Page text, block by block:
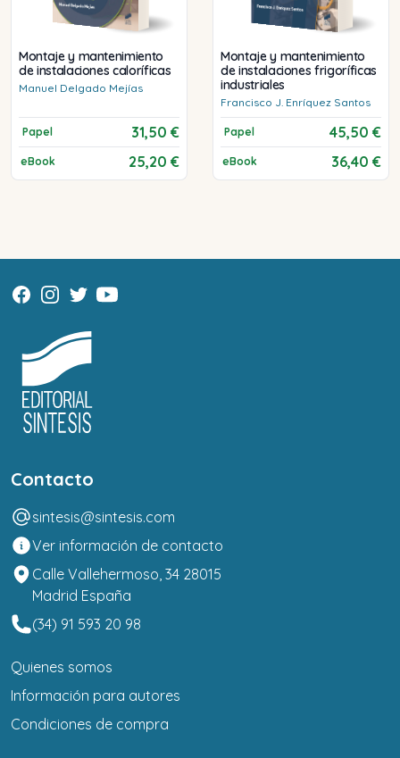
Montaje y mantenimiento
de instalaciones caloríficas
Manuel Delgado Mejías
Papel 31,50 €
eBook 25,20 €
Montaje y mantenimiento
de instalaciones frigoríficas
industriales
Francisco J. Enríquez Santos
Papel 45,50 €
eBook 36,40 €
Contacto
sintesis@sintesis.com
Ver información de contacto
Calle Vallehermoso, 34 28015
Madrid España
(34) 91 593 20 98
Quienes somos
Información para autores
Condiciones de compra